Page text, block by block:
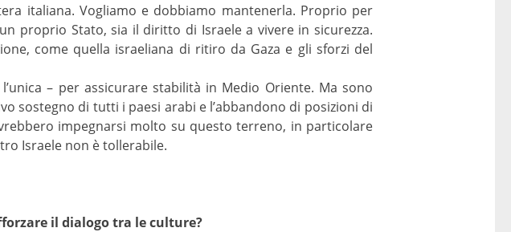
italiana. Vogliamo e dobbiamo mantenerla. Proprio per
proprio Stato, sia il diritto di Israele a vivere in sicurezza.
come quella israeliana di ritiro da Gaza e gli sforzi del
– per assicurare stabilità in Medio Oriente. Ma sono
sostegno di tutti i paesi arabi e l’abbandono di posizioni di
impegnarsi molto su questo terreno, in particolare
Israele non è tollerabile.
il dialogo tra le culture?